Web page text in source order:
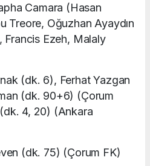
Camara (Hasan
Treore, Oğuzhan Ayaydın
Francis Ezeh, Malaly
(dk. 6), Ferhat Yazgan
(dk. 90+6) (Çorum
4, 20) (Ankara
(dk. 75) (Çorum FK)